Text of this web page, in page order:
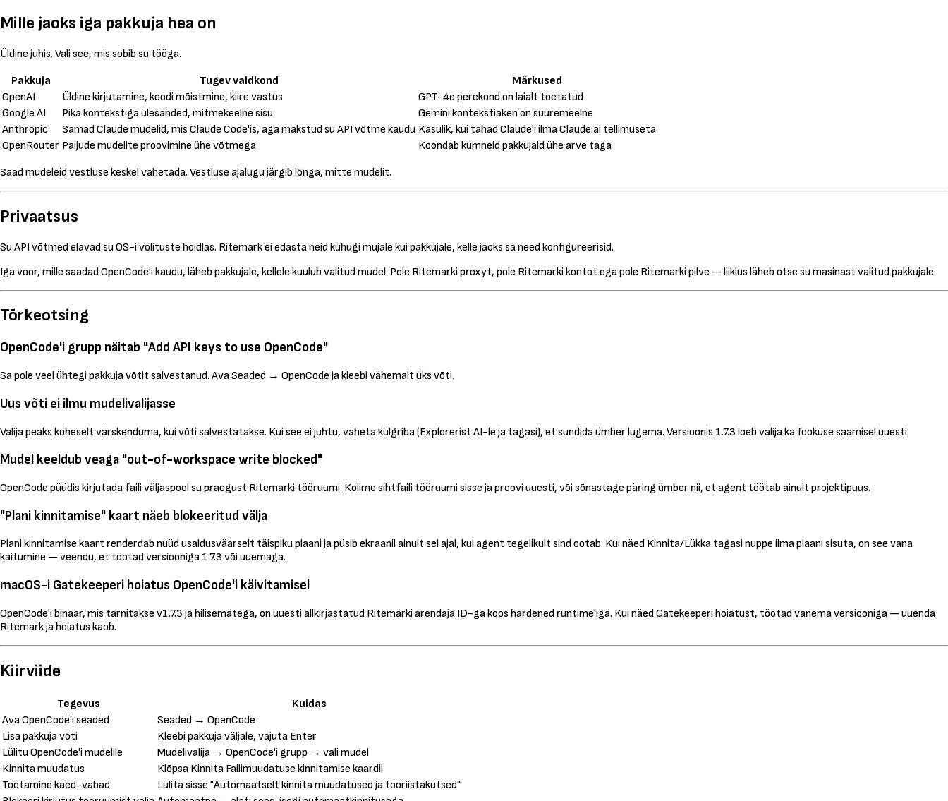
Mille jaoks iga pakkuja hea on
Üldine juhis. Vali see, mis sobib su tööga.
Pakkuja
Tugev valdkond
Märkused
OpenAI
Üldine kirjutamine, koodi mõistmine, kiire vastus
GPT-4o perekond on laialt toetatud
Google AI
Pika kontekstiga ülesanded, mitmekeelne sisu
Gemini kontekstiaken on suuremeelne
Anthropic
Samad Claude mudelid, mis Claude Code'is, aga makstud su API võtme kaudu Kasulik, kui tahad Claude'i ilma Claude.ai tellimuseta
OpenRouter Paljude mudelite proovimine ühe võtmega
Koondab kümneid pakkujaid ühe arve taga
Saad mudeleid vestluse keskel vahetada. Vestluse ajalugu järgib lõnga, mitte mudelit.
Privaatsus
Su API võtmed elavad su OS-i volituste hoidlas. Ritemark ei edasta neid kuhugi mujale kui pakkujale, kelle jaoks sa need konfigureerisid.
Iga voor, mille saadad OpenCode'i kaudu, läheb pakkujale, kellele kuulub valitud mudel. Pole Ritemarki proxyt, pole Ritemarki kontot ega pole Ritemarki pilve — liiklus läheb otse su masinast valitud pakkujale.
Tõrkeotsing
OpenCode'i grupp näitab "Add API keys to use OpenCode"
Sa pole veel ühtegi pakkuja võtit salvestanud. Ava Seaded → OpenCode ja kleebi vähemalt üks võti.
Uus võti ei ilmu mudelivalijasse
Valija peaks koheselt värskenduma, kui võti salvestatakse. Kui see ei juhtu, vaheta külgriba (Explorerist AI-le ja tagasi), et sundida ümber lugema. Versioonis 1.7.3 loeb valija ka fookuse saamisel uuesti.
Mudel keeldub veaga "out-of-workspace write blocked"
OpenCode püüdis kirjutada faili väljaspool su praegust Ritemarki tööruumi. Kolime sihtfaili tööruumi sisse ja proovi uuesti, või sõnastage päring ümber nii, et agent töötab ainult projektipuus.
"Plani kinnitamise" kaart näeb blokeeritud välja
Plani kinnitamise kaart renderdab nüüd usaldusväärselt täispiku plaani ja püsib ekraanil ainult sel ajal, kui agent tegelikult sind ootab. Kui näed Kinnita/Lükka tagasi nuppe ilma plaani sisuta, on see vana
käitumine — veendu, et töötad versiooniga 1.7.3 või uuemaga.
macOS-i Gatekeeperi hoiatus OpenCode'i käivitamisel
OpenCode'i binaar, mis tarnitakse v1.7.3 ja hilisematega, on uuesti allkirjastatud Ritemarki arendaja ID-ga koos hardened runtime'iga. Kui näed Gatekeeperi hoiatust, töötad vanema versiooniga — uuenda
Ritemark ja hoiatus kaob.
Kiirviide
Tegevus
Kuidas
Ava OpenCode'i seaded
Seaded → OpenCode
Lisa pakkuja võti
Kleebi pakkuja väljale, vajuta Enter
Lülitu OpenCode'i mudelile
Mudelivalija → OpenCode'i grupp → vali mudel
Kinnita muudatus
Klõpsa Kinnita Failimuudatuse kinnitamise kaardil
Töötamine käed-vabad
Lülita sisse "Automaatselt kinnita muudatused ja tööriistakutsed"